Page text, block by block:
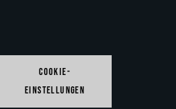
LinkedIn
COOKIE-
EINSTELLUNGEN